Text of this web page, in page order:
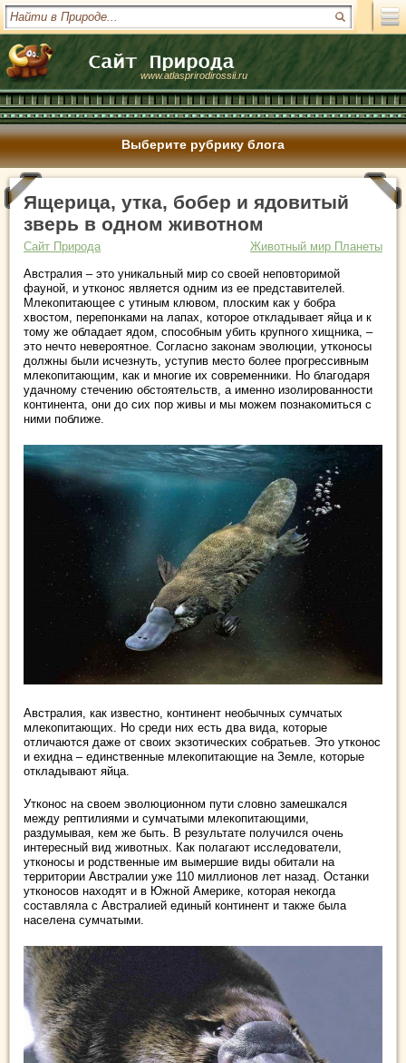
www.atlasprirodirossii.ru
Выберите рубрику блога
Ящерица, утка, бобер и ядовитый
зверь в одном животном
Сайт Природа
Животный мир Планеты
Австралия – это уникальный мир со своей неповторимой
фауной, и утконос является одним из ее представителей.
Млекопитающее с утиным клювом, плоским как у бобра
хвостом, перепонками на лапах, которое откладывает яйца и к
тому же обладает ядом, способным убить крупного хищника, –
это нечто невероятное. Согласно законам эволюции, утконосы
должны были исчезнуть, уступив место более прогрессивным
млекопитающим, как и многие их современники. Но благодаря
удачному стечению обстоятельств, а именно изолированности
континента, они до сих пор живы и мы можем познакомиться с
ними поближе.
Австралия, как известно, континент необычных сумчатых
млекопитающих. Но среди них есть два вида, которые
отличаются даже от своих экзотических собратьев. Это утконос
и ехидна – единственные млекопитающие на Земле, которые
откладывают яйца.
Утконос на своем эволюционном пути словно замешкался
между рептилиями и сумчатыми млекопитающими,
раздумывая, кем же быть. В результате получился очень
интересный вид животных. Как полагают исследователи,
утконосы и родственные им вымершие виды обитали на
территории Австралии уже 110 миллионов лет назад. Останки
утконосов находят и в Южной Америке, которая некогда
составляла с Австралией единый континент и также была
населена сумчатыми.